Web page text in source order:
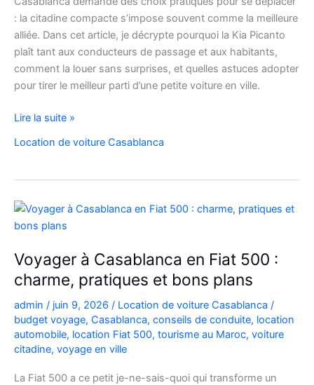
: la citadine compacte s’impose souvent comme la meilleure
alliée. Dans cet article, je décrypte pourquoi la Kia Picanto
plaît tant aux conducteurs de passage et aux habitants,
comment la louer sans surprises, et quelles astuces adopter
pour tirer le meilleur parti d’une petite voiture en ville.
louez
Kia
Picanto
Casablanca
pour
vos
déplacements
Lire la suite »
Location de voiture Casablanca
Voyager à Casablanca en Fiat 500 :
charme, pratiques et bons plans
admin / juin 9, 2026 / Location de voiture Casablanca /
budget voyage, Casablanca, conseils de conduite, location
automobile, location Fiat 500, tourisme au Maroc, voiture
citadine, voyage en ville
La Fiat 500 a ce petit je-ne-sais-quoi qui transforme un